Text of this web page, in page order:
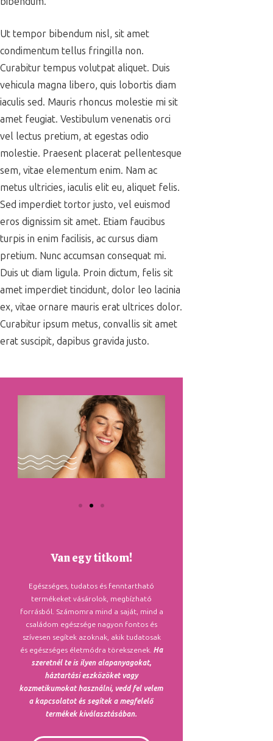
Ut tempor bibendum nisl, sit amet
condimentum tellus fringilla non.
Curabitur tempus volutpat aliquet. Duis
vehicula magna libero, quis lobortis diam
iaculis sed. Mauris rhoncus molestie mi sit
amet feugiat. Vestibulum venenatis orci
vel lectus pretium, at egestas odio
molestie. Praesent placerat pellentesque
sem, vitae elementum enim. Nam ac
metus ultricies, iaculis elit eu, aliquet felis.
Sed imperdiet tortor justo, vel euismod
eros dignissim sit amet. Etiam faucibus
turpis in enim facilisis, ac cursus diam
pretium. Nunc accumsan consequat mi.
Duis ut diam ligula. Proin dictum, felis sit
amet imperdiet tincidunt, dolor leo lacinia
ex, vitae ornare mauris erat ultrices dolor.
Curabitur ipsum metus, convallis sit amet
erat suscipit, dapibus gravida justo.
Van egy titkom!
Egészséges, tudatos és fenntartható
termékeket vásárolok, megbízható
forrásból. Számomra mind a saját, mind a
családom egészsége nagyon fontos és
szívesen segítek azoknak, akik tudatosak
és egészséges életmódra törekszenek. Ha
szeretnél te is ilyen alapanyagokat,
háztartási eszközöket vagy
kozmetikumokat használni, vedd fel velem
a kapcsolatot és segítek a megfelelő
termékek kiválasztásában.